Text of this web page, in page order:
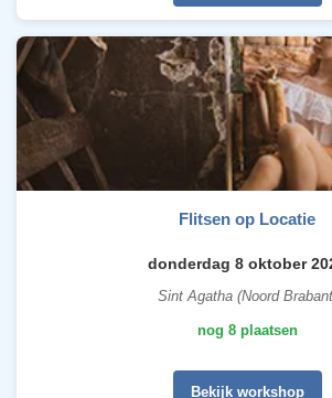
Flitsen op Locatie
donderdag 8 oktober
Sint Agatha (Noord
nog 8 plaatsen
Bekijk workshop